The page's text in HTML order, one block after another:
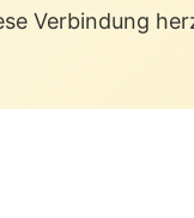
Verbindung